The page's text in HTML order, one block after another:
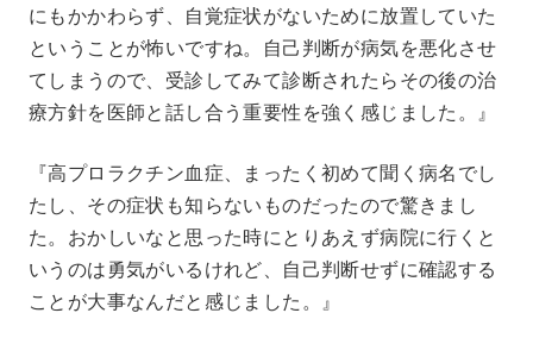
にもかかわらず、自覚症状がないために放置していた
ということが怖いですね。自己判断が病気を悪化させ
てしまうので、受診してみて診断されたらその後の治
療方針を医師と話し合う重要性を強く感じました。』
『高プロラクチン血症、まったく初めて聞く病名でし
たし、その症状も知らないものだったので驚きまし
た。おかしいなと思った時にとりあえず病院に行くと
いうのは勇気がいるけれど、自己判断せずに確認する
ことが大事なんだと感じました。』